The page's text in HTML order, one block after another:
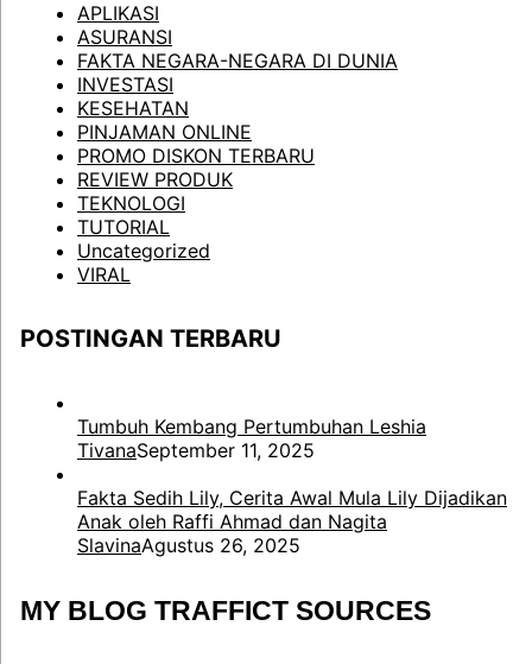
APLIKASI
ASURANSI
FAKTA NEGARA-NEGARA DI DUNIA
INVESTASI
KESEHATAN
PINJAMAN ONLINE
PROMO DISKON TERBARU
REVIEW PRODUK
TEKNOLOGI
TUTORIAL
Uncategorized
VIRAL
POSTINGAN TERBARU
Tumbuh Kembang Pertumbuhan Leshia
TivanaSeptember 11, 2025
Fakta Sedih Lily, Cerita Awal Mula Lily Dijadikan
Anak oleh Raffi Ahmad dan Nagita
SlavinaAgustus 26, 2025
MY BLOG TRAFFICT SOURCES